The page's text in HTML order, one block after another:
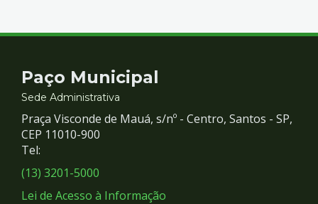
Contato
e
Redes
Sociais
Paço Municipal
Sede Administrativa
Praça Visconde de Mauá, s/nº - Centro, Santos - SP,
CEP 11010-900
Tel:
(13) 3201-5000
Lei de Acesso à Informação